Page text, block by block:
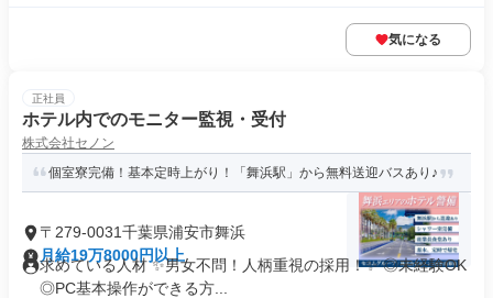
気になる
正社員
ホテル内でのモニター監視・受付
株式会社セノン
個室寮完備！基本定時上がり！「舞浜駅」から無料送迎バスあり♪
〒279-0031千葉県浦安市舞浜
月給19万8000円以上
求めている人材 ✨男女不問！人柄重視の採用！✨ ◎未経験OK
◎PC基本操作ができる方...